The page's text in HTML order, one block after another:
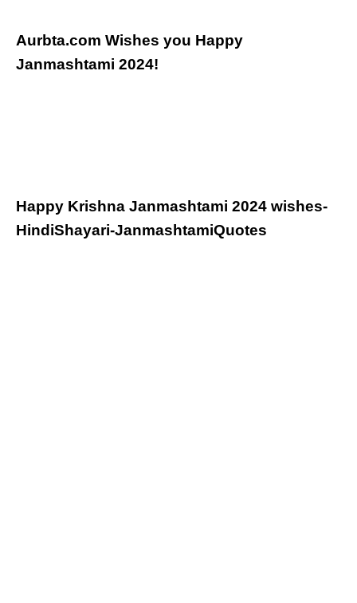
Aurbta.com Wishes you Happy
Janmashtami 2024!
Happy Krishna Janmashtami 2024 wishes-
HindiShayari-JanmashtamiQuotes